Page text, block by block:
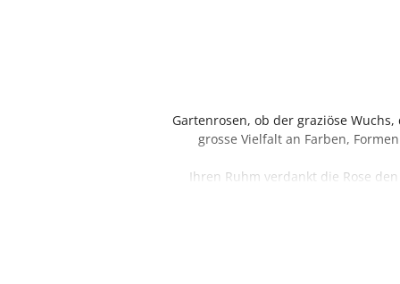
Gartenrosen, ob der graziöse
grosse Vielfalt an Farben,
Ihren Ruhm verdankt die Rose
Rosen gelten nicht nur als